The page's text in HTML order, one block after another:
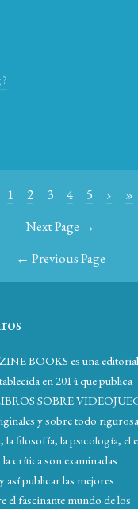
1 2 3 4 5 ›
»
Next Page →
← Previous Page
BOOKS es una editorial
en 2014 que publica
SOBRE
y sobre todo
la filosofía, la psicología, el
crítica son examinadas
así publicar las mejores
el fascinante mundo de los